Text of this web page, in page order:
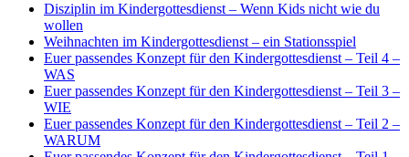
Disziplin im Kindergottesdienst – Wenn Kids nicht wie du
wollen
Weihnachten im Kindergottesdienst – ein Stationsspiel
Euer passendes Konzept für den Kindergottesdienst – Teil 4 –
WAS
Euer passendes Konzept für den Kindergottesdienst – Teil 3 –
WIE
Euer passendes Konzept für den Kindergottesdienst – Teil 2 –
WARUM